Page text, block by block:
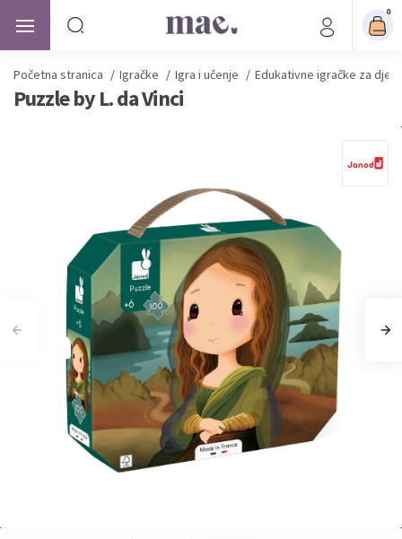
0
Početna stranica / Igračke / Igra i učenje / Edukativne igračke za
Puzzle by L. da Vinci